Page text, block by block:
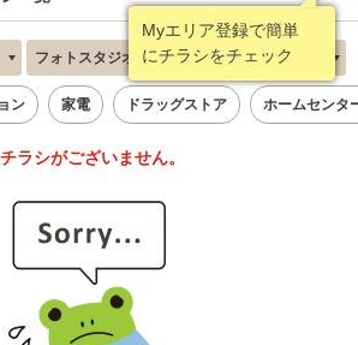
Myエリア登録で簡単
にチラシをチェック
フォトスタジオ・プリントサービス 新着順
ン 家電 ドラッグストア ホームセンタ
ラシがございません。